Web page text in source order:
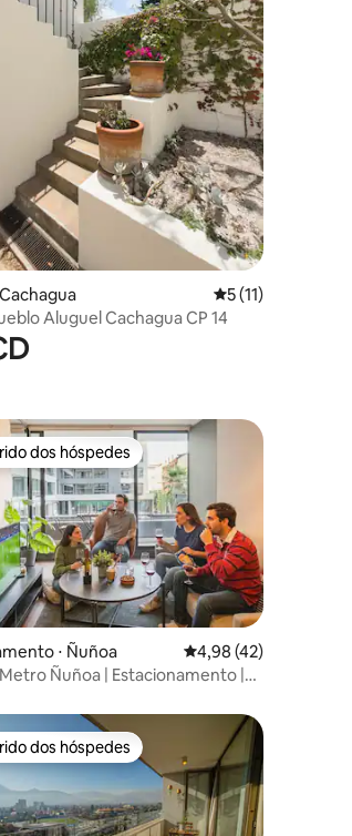
média de 5, 15 avaliações
5 de uma
5 (11)
Aluguel Cachagua CP 14
média de 5, 13 avaliações
dos hóspedes
dos hóspedes
⋅ Ñuñoa 4,98 de uma
4,98 (42)
Ñuñoa | Estacionamento |
dos hóspedes
dos hóspedes